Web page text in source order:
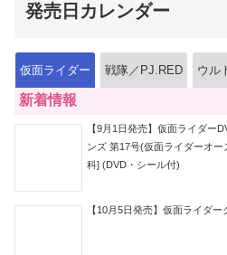
発売日カレンダー
仮面ライダー 戦隊／PJ.RED ウル
新着情報
【9月1日発売】仮面ライダー
ンズ 第17号(仮面ライダーオ
科] (DVD・シール付)
【10月5日発売】仮面ライダ